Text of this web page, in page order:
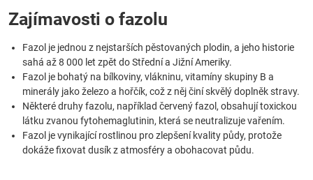
Zajímavosti o fazolu
Fazol je jednou z nejstarších pěstovaných plodin, a jeho historie
sahá až 8 000 let zpět do Střední a Jižní Ameriky.
Fazol je bohatý na bílkoviny, vlákninu, vitamíny skupiny B a
minerály jako železo a hořčík, což z něj činí skvělý doplněk stravy.
Některé druhy fazolu, například červený fazol, obsahují toxickou
látku zvanou fytohemaglutinin, která se neutralizuje vařením.
Fazol je vynikající rostlinou pro zlepšení kvality půdy, protože
dokáže fixovat dusík z atmosféry a obohacovat půdu.